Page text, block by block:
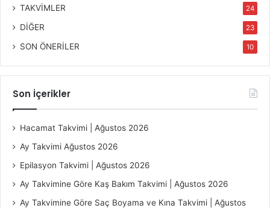
TAKVİMLER 24
DİĞER 23
SON ÖNERİLER 10
Son İçerikler
Hacamat Takvimi | Ağustos 2026
Ay Takvimi Ağustos 2026
Epilasyon Takvimi | Ağustos 2026
Ay Takvimine Göre Kaş Bakım Takvimi | Ağustos 2026
Ay Takvimine Göre Saç Boyama ve Kına Takvimi | Ağustos